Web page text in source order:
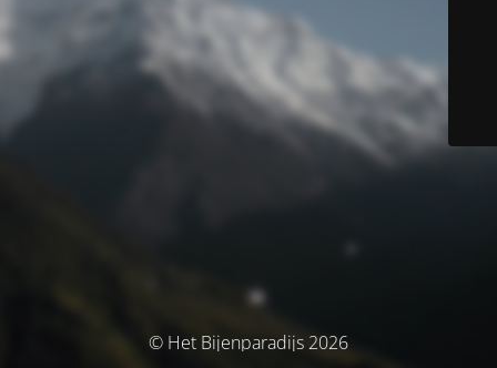
© Het Bijenparadijs 2026